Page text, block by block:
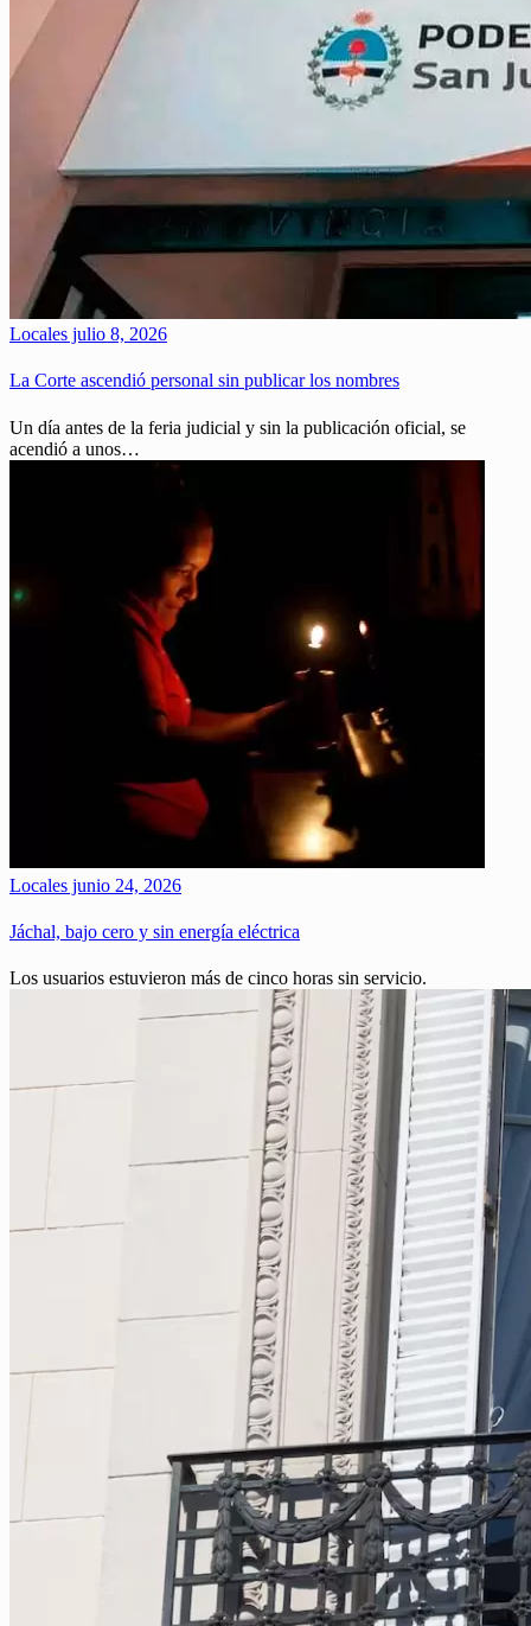
Locales julio 8, 2026
La Corte ascendió personal sin publicar los nombres
Un día antes de la feria judicial y sin la publicación oficial, se
acendió a unos…
Locales junio 24, 2026
Jáchal, bajo cero y sin energía eléctrica
Los usuarios estuvieron más de cinco horas sin servicio.